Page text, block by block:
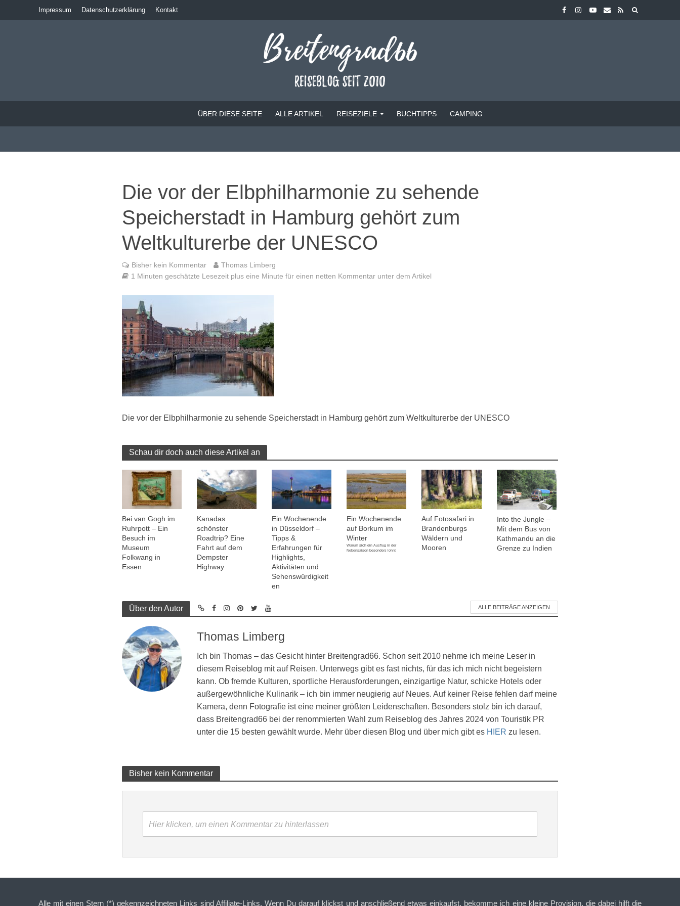
Impressum Datenschutzerklärung Kontakt
ÜBER DIESE SEITE ALLE ARTIKEL REISEZIELE BUCHTIPPS CAMPING
Die vor der Elbphilharmonie zu sehende
Speicherstadt in Hamburg gehört zum
Weltkulturerbe der UNESCO
Bisher kein Kommentar
Thomas Limberg
1 Minuten geschätzte Lesezeit plus eine Minute für einen netten Kommentar unter dem Artikel
Die vor der Elbphilharmonie zu sehende Speicherstadt in Hamburg gehört zum Weltkulturerbe der UNESCO
Schau dir doch auch diese Artikel an
Bei van Gogh im
Ruhrpott – Ein
Besuch im
Museum
Folkwang in
Essen
Kanadas
schönster
Roadtrip? Eine
Fahrt auf dem
Dempster
Highway
Ein Wochenende
in Düsseldorf –
Tipps &
Erfahrungen für
Highlights,
Aktivitäten und
Sehenswürdigkeit
en
Ein Wochenende
auf Borkum im
Winter
Warum sich ein Ausflug in der
Nebensaison besonders lohnt
Auf Fotosafari in
Brandenburgs
Wäldern und
Mooren
Into the Jungle –
Mit dem Bus von
Kathmandu an die
Grenze zu Indien
Über den Autor ALLE BEITRÄGE ANZEIGEN
Thomas Limberg
Ich bin Thomas – das Gesicht hinter Breitengrad66. Schon seit 2010 nehme ich meine Leser in
diesem Reiseblog mit auf Reisen. Unterwegs gibt es fast nichts, für das ich mich nicht begeistern
kann. Ob fremde Kulturen, sportliche Herausforderungen, einzigartige Natur, schicke Hotels oder
außergewöhnliche Kulinarik – ich bin immer neugierig auf Neues. Auf keiner Reise fehlen darf meine
Kamera, denn Fotografie ist eine meiner größten Leidenschaften. Besonders stolz bin ich darauf,
dass Breitengrad66 bei der renommierten Wahl zum Reiseblog des Jahres 2024 von Touristik PR
unter die 15 besten gewählt wurde. Mehr über diesen Blog und über mich gibt es HIER zu lesen.
Bisher kein Kommentar
Hier klicken, um einen Kommentar zu hinterlassen
Alle mit einen Stern (*) gekennzeichneten Links sind Affiliate-Links. Wenn Du darauf klickst und anschließend etwas einkaufst, bekomme ich eine kleine Provision, die dabei hilft die